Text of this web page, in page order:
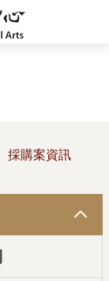
採購案資訊